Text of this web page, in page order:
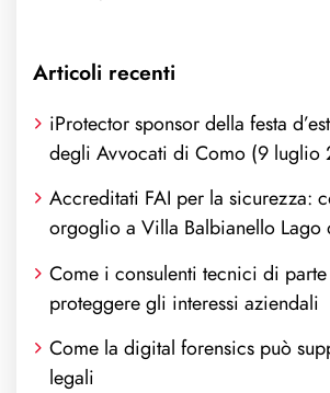
Articoli recenti
iProtector sponsor della festa
degli Avvocati di Como (9 luglio
Accreditati FAI per la sicurezza:
orgoglio a Villa Balbianello Lago
Come i consulenti tecnici di
proteggere gli interessi aziendali
Come la digital forensics può
legali